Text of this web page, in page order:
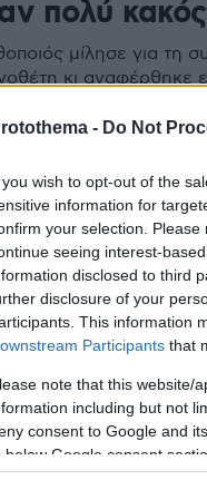
- Do Not
you wish to opt-out of the
information for
your selection.
seeing interest-
disclosed to third
disclosure of your
This information
Participants that
note that this website/
including but not
consent to Google and
below Google consent
πολύ
μίλησε για τη
κι αναφέρθηκε
θύμα»
22:13